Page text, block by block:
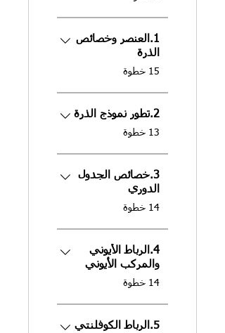
1.العنصر وخصائص
الذرة
.15 خطوة
2.تطور نموذج الذرة
.13 خطوة
3.خصائص الجدول
الدوري
.
14 خطوة
4.الرباط الأيوني
والمركب الأيوني
.
14 خطوة
5.الرباط الكوفلنتي